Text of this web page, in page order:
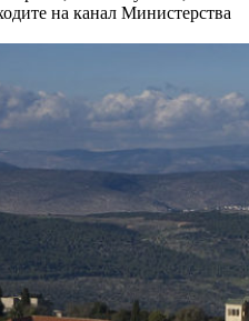
на канал Министерства